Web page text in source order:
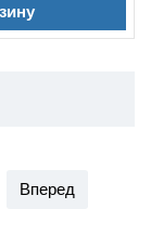
Вперед